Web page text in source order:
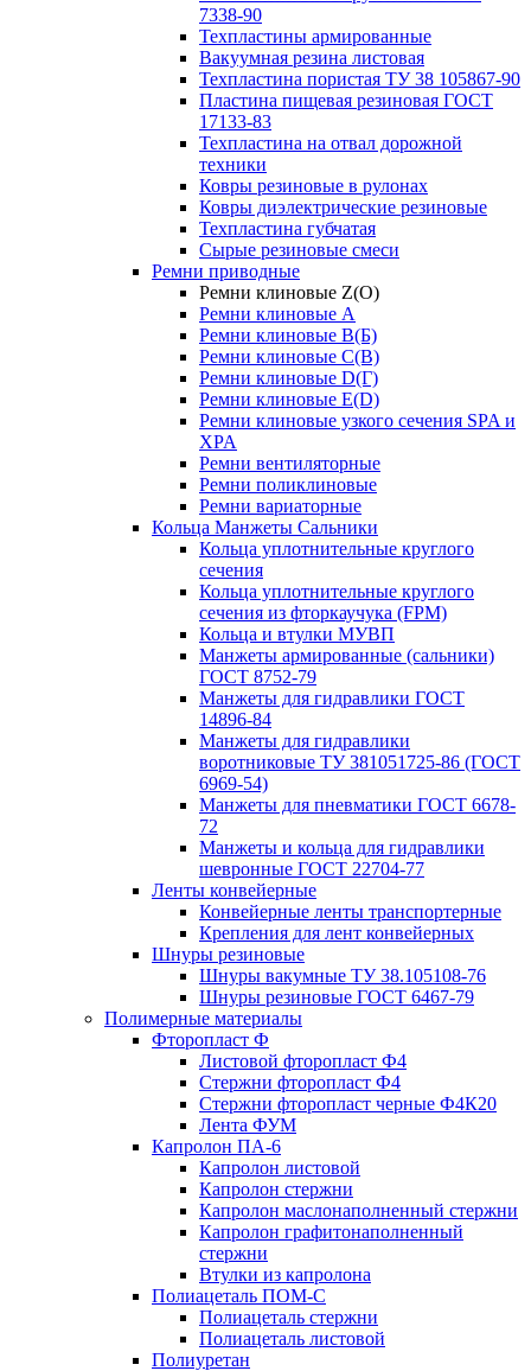
7338-90
Техпластины армированные
Вакуумная резина листовая
Техпластина пористая ТУ 38 105867-90
Пластина пищевая резиновая ГОСТ
17133-83
Техпластина на отвал дорожной
техники
Ковры резиновые в рулонах
Ковры диэлектрические резиновые
Техпластина губчатая
Сырые резиновые смеси
Ремни приводные
Ремни клиновые Z(О)
Ремни клиновые A
Ремни клиновые B(Б)
Ремни клиновые C(В)
Ремни клиновые D(Г)
Ремни клиновые Е(D)
Ремни клиновые узкого сечения SPA и
XPA
Ремни вентиляторные
Ремни поликлиновые
Ремни вариаторные
Кольца Манжеты Сальники
Кольца уплотнительные круглого
сечения
Кольца уплотнительные круглого
сечения из фторкаучука (FPM)
Кольца и втулки МУВП
Манжеты армированные (сальники)
ГОСТ 8752-79
Манжеты для гидравлики ГОСТ
14896-84
Манжеты для гидравлики
воротниковые ТУ 381051725-86 (ГОСТ
6969-54)
Манжеты для пневматики ГОСТ 6678-
72
Манжеты и кольца для гидравлики
шевронные ГОСТ 22704-77
Ленты конвейерные
Конвейерные ленты транспортерные
Крепления для лент конвейерных
Шнуры резиновые
Шнуры вакумные ТУ 38.105108-76
Шнуры резиновые ГОСТ 6467-79
Полимерные материалы
Фторопласт Ф
Листовой фторопласт Ф4
Стержни фторопласт Ф4
Стержни фторопласт черные Ф4К20
Лента ФУМ
Капролон ПА-6
Капролон листовой
Капролон стержни
Капролон маслонаполненный стержни
Капролон графитонаполненный
стержни
Втулки из капролона
Полиацеталь ПОМ-С
Полиацеталь стержни
Полиацеталь листовой
Полиуретан